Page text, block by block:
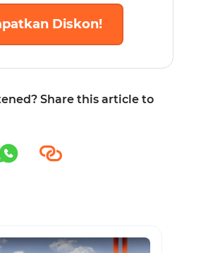
Diskon!
Share this article to